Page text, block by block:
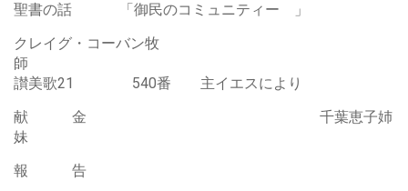
聖書の話 「御民のコミュニティー 」
クレイグ・コーバン牧
師
讃美歌21 540番 主イエスにより
献 金 千葉恵子姉
妹
報 告